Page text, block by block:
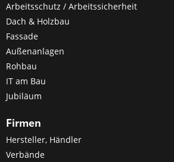
Arbeitsschutz / Arbeitssicherheit
Dach & Holzbau
Fassade
Außenanlagen
Rohbau
IT am Bau
Jubiläum
Firmen
Hersteller, Händler
Verbände